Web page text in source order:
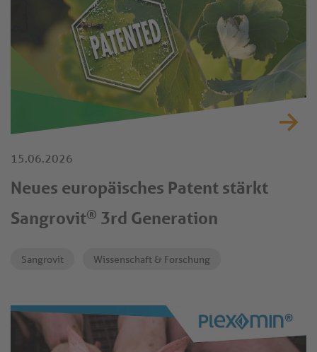
Versuchsbedingungen eine verbesserte Leistung gezeigt.
15.06.2026
Neues europäisches Patent stärkt
Sangrovit® 3rd Generation
Sangrovit Wissenschaft & Forschung